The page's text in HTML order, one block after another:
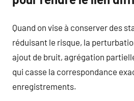
Quand on vise à conserver des
réduisant le risque, la
ajout de bruit, agrégation
qui casse la correspondance
enregistrements.